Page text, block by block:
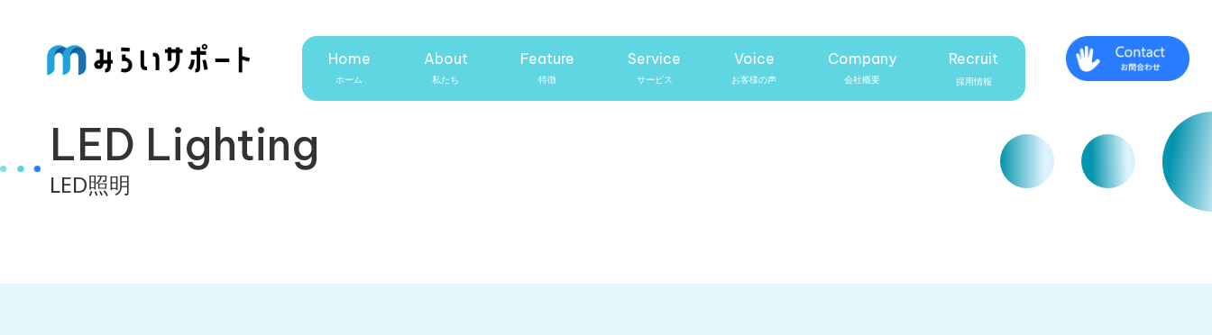
Home About Feature Service Voice Company Recruit
LED Lighting
LED照明